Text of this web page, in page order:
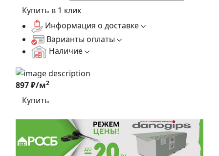
Купить в 1 клик
Информация о доставке
Варианты оплаты
Наличие
897 ₽/м2
Купить